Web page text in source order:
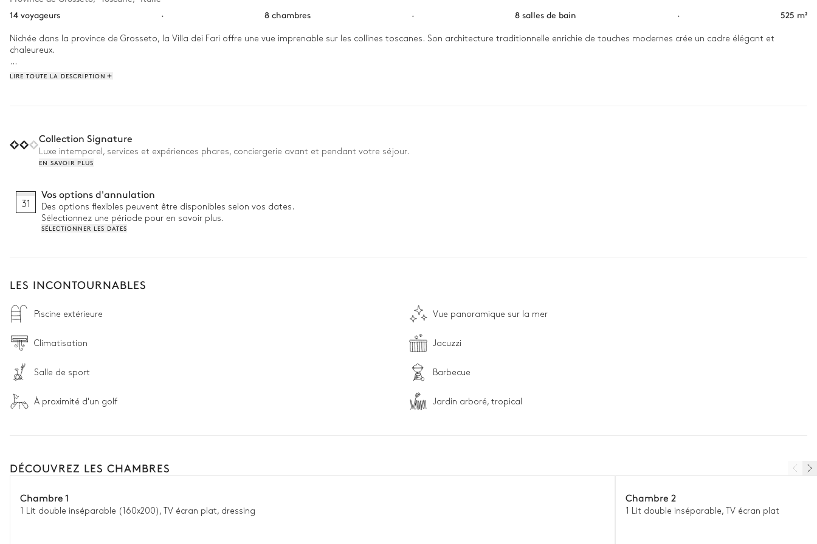
14 voyageurs
· 8 chambres · 8 salles de bain · 525 m²
Nichée dans la province de Grosseto, la Villa dei Fari offre une vue imprenable sur les collines toscanes. Son architecture traditionnelle enrichie de touches modernes crée un cadre élégant et
chaleureux.
Réveillez-vous en savourant un petit-déjeuner préparé pour vous, tout en admirant le paysage depuis la terrasse. L'après-midi s'annonce relaxant : offrez-vous un jacuzzi apaisant, avant de vous
LIRE TOUTE LA DESCRIPTION
Collection Signature
Luxe intemporel, services et expériences phares, conciergerie avant et pendant votre séjour.
EN SAVOIR PLUS
31
Vos options d'annulation
Des options flexibles peuvent être disponibles selon vos dates.
Sélectionnez une période pour en savoir plus.
SÉLECTIONNER LES DATES
LES INCONTOURNABLES
Piscine extérieure Vue panoramique sur la mer
Climatisation Jacuzzi
Salle de sport Barbecue
À proximité d'un golf Jardin arboré, tropical
DÉCOUVREZ LES CHAMBRES
Chambre 1
1 Lit double inséparable (160x200), TV écran plat, dressing
Chambre 2
1 Lit double inséparable, TV écran plat